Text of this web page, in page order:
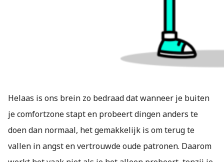
Helaas is ons brein zo bedraad dat wanneer je buiten
je comfortzone stapt en probeert dingen anders te
doen dan normaal, het gemakkelijk is om terug te
vallen in angst en vertrouwde oude patronen. Daarom